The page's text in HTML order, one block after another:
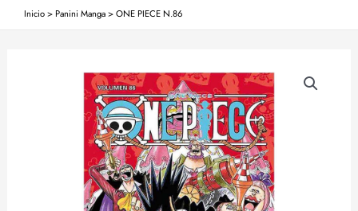
Inicio> Panini Manga>ONE PIECE N.86